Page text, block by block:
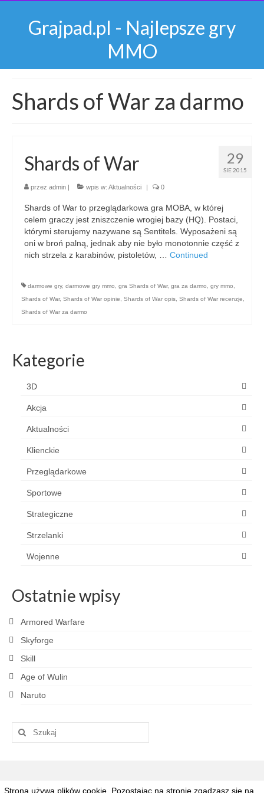
Grajpad.pl - Najlepsze gry
MMO
Shards of War za darmo
29
SIE 2015
Shards of War
przez admin | wpis w: Aktualności | 0
Shards of War to przeglądarkowa gra MOBA, w której
celem graczy jest zniszczenie wrogiej bazy (HQ). Postaci,
którymi sterujemy nazywane są Sentitels. Wyposażeni są
oni w broń palną, jednak aby nie było monotonnie część z
nich strzela z karabinów, pistoletów, … Continued
darmowe gry, darmowe gry mmo gra Shards of War, gra za darmo gry mmo
Shards of War, Shards of War opinie Shards of War opis Shards of War recenzje
Shards of War za darmo
Kategorie
3D
Akcja
Aktualności
Klienckie
Przeglądarkowe
Sportowe
Strategiczne
Strzelanki
Wojenne
Ostatnie wpisy
Armored Warfare
Skyforge
Skill
Age of Wulin
Naruto
Szuklaj
Strona używa plików cookie. Pozostając na stronie zgadzasz się na